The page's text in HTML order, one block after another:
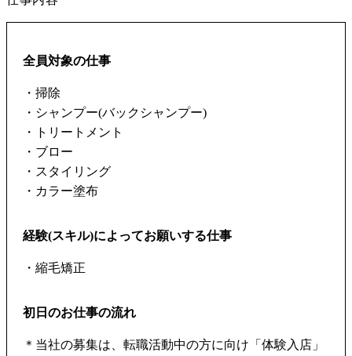
全員対象の仕事
・掃除
・シャンプー(バックシャンプー)
・トリートメント
・ブロー
・スタイリング
・カラー塗布
経験(スキル)によってお願いする仕事
・縮毛矯正
初日のお仕事の流れ
＊当社の募集は、転職活動中の方に向け「体験入店」